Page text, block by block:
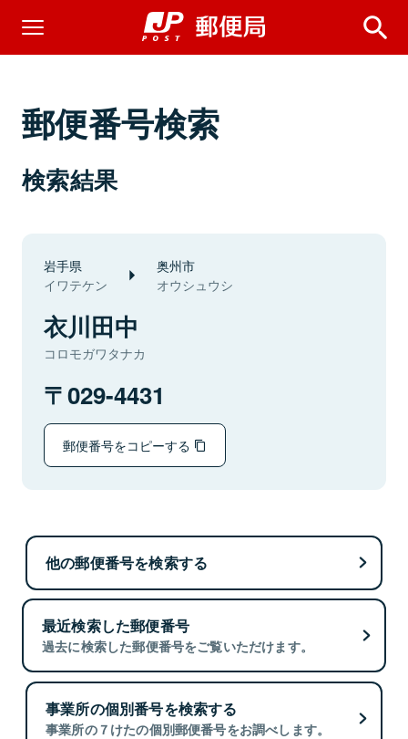
郵便番号検索
検索結果
岩手県
イワテケン
奥州市
オウシュウシ
衣川田中
コロモガワタナカ
029-4431
郵便番号をコピーする
他の郵便番号を検索する
最近検索した郵便番号
過去に検索した郵便番号をご覧いただけます。
事業所の個別番号を検索する
事業所の７けたの個別郵便番号をお調べします。